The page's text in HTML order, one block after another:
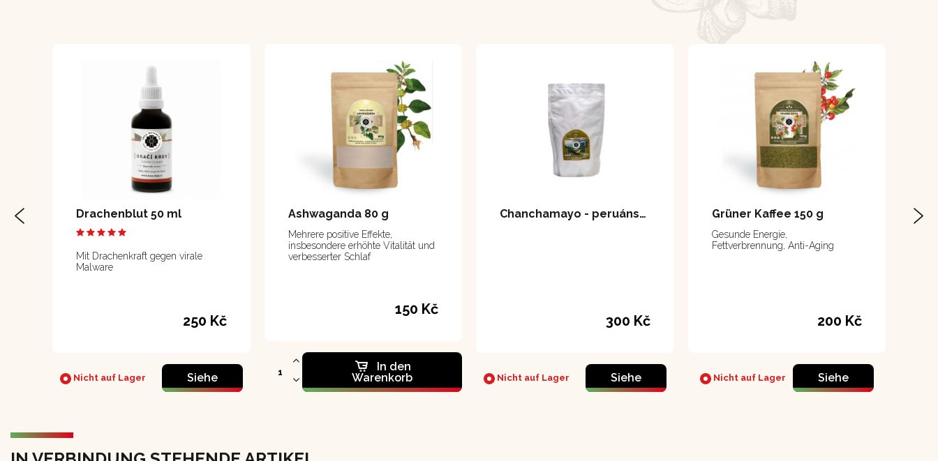
Drachenblut 50 ml
Mit Drachenkraft gegen virale
Malware
250 Kč
Nicht auf Lager Siehe
Ashwaganda 80 g
Mehrere positive Effekte,
insbesondere erhöhte Vitalität und
verbesserter Schlaf
150 Kč
In den
Warenkorb
Chanchamayo - peruánská káva 250 gr zrno
300 Kč
Nicht auf Lager Siehe
Grüner Kaffee 150 g
Gesunde Energie,
Fettverbrennung, Anti-Aging
200 Kč
Nicht auf Lager Siehe